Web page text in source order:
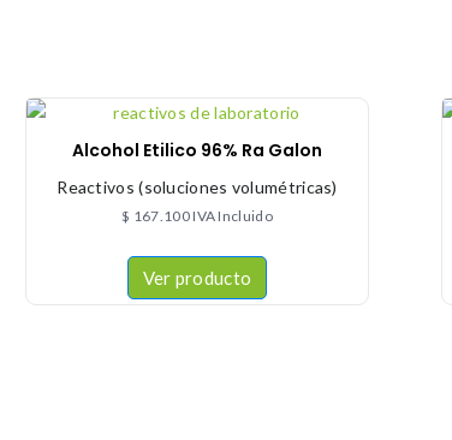
Alcohol Etilico 96% Ra Galon
Reactivos (soluciones volumétricas)
$ 167.100IVA Incluido
Ver producto